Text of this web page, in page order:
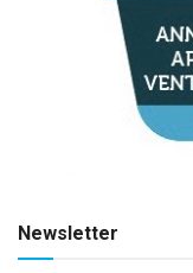
Newsletter